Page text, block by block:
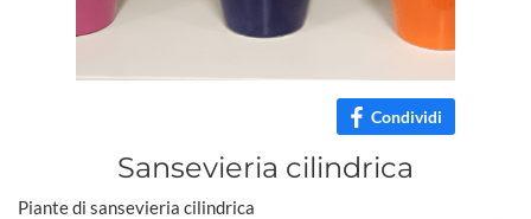
Condividi
Sansevieria cilindrica
Piante di sansevieria cilindrica